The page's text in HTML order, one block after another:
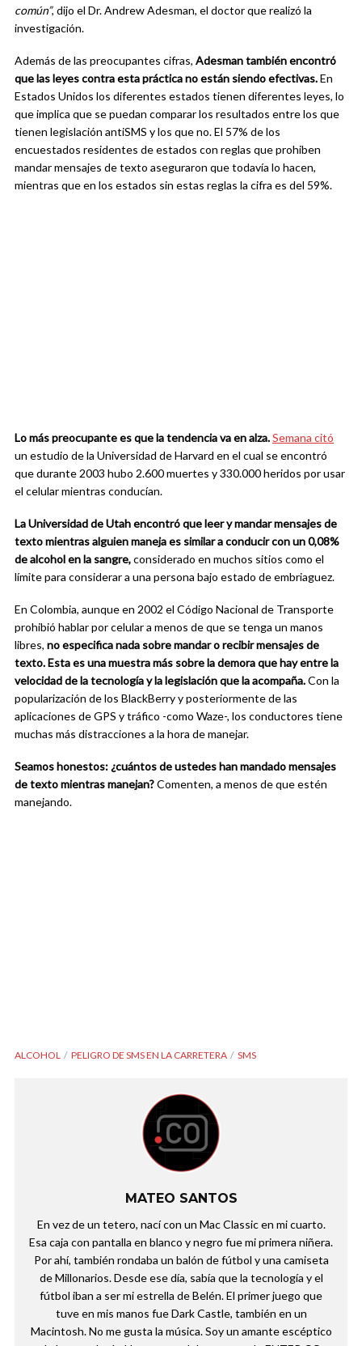
común”, dijo el Dr. Andrew Adesman, el doctor que realizó la
investigación.
Además de las preocupantes cifras, Adesman también encontró
que las leyes contra esta práctica no están siendo efectivas.En
Estados Unidos los diferentes estados tienen diferentes leyes, lo
que implica que se puedan comparar los resultados entre los que
tienen legislación antiSMS y los que no. El 57% de los
encuestados residentes de estados con reglas que prohiben
mandar mensajes de texto aseguraron que todavía lo hacen,
mientras que en los estados sin estas reglas la cifra es del 59%.
Lo más preocupante es que la tendencia va en alza.Semana citó
un estudio de la Universidad de Harvard en el cual se encontró
que durante 2003 hubo 2.600 muertes y 330.000 heridos por usar
el celular mientras conducían.
La Universidad de Utah encontró que leer y mandar mensajes de
texto mientras alguien maneja es similar a conducir con un 0,08%
de alcohol en la sangre,considerado en muchos sitios como el
límite para considerar a una persona bajo estado de embriaguez.
En Colombia, aunque en 2002 el Código Nacional de Transporte
prohibió hablar por celular a menos de que se tenga un manos
libres, no especifica nada sobre mandar o recibir mensajes de
texto.Esta es una muestra más sobre la demora que hay entre la
velocidad de la tecnología y la legislación que la acompaña.Con la
popularización de los BlackBerry y posteriormente de las
aplicaciones de GPS y tráfico -como Waze-, los conductores tiene
muchas más distracciones a la hora de manejar.
Seamos honestos: ¿cuántos de ustedes han mandado mensajes
de texto mientras manejan?Comenten, a menos de que estén
manejando.
ALCOHOL PELIGRO DE SMS EN LA CARRETERA SMS
MATEO SANTOS
En vez de un tetero, nací con un Mac Classic en mi cuarto.
Esa caja con pantalla en blanco y negro fue mi primera niñera.
Por ahí, también rondaba un balón de fútbol y una camiseta
de Millonarios. Desde ese día, sabía que la tecnología y el
fútbol iban a ser mi estrella de Belén. El primer juego que
tuve en mis manos fue Dark Castle, también en un
Macintosh. No me gusta la música. Soy un amante escéptico